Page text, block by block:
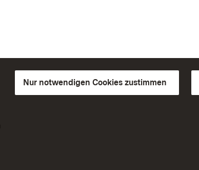
Nur notwendigen Cookies zustimmen